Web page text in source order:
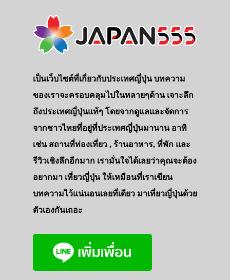
เป็นเว็บไซต์ที่เกี่ยวกับประเทศญี่ปุ่น บทความ
ของเราจะครอบคลุมไปในหลายๆด้าน เจาะลึก
ถึงประเทศญี่ปุ่นแท้ๆ โดยจากดูแลและจัดการ
จากชาวไทยที่อยู่ที่ประเทศญี่ปุ่นมานาน อาทิ
เช่น สถานที่ท่องเที่ยว , ร้านอาหาร, ที่พัก และ
รีวิวเชิงลึกอีกมาก เรามั่นใจได้เลยว่าคุณจะต้อง
อยากมา เที่ยวญี่ปุ่น ให้เหมือนที่เราเขียน
บทความไว้แน่นอนเลยที่เดียว มาเที่ยวญี่ปุ่นด้วย
ตัวเองกันเถอะ